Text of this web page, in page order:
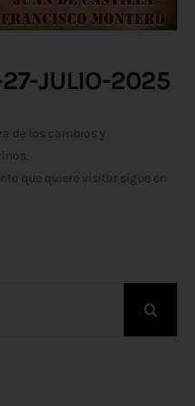
27-JULIO-2025
de los cambios y
que quiere visitar sigue en